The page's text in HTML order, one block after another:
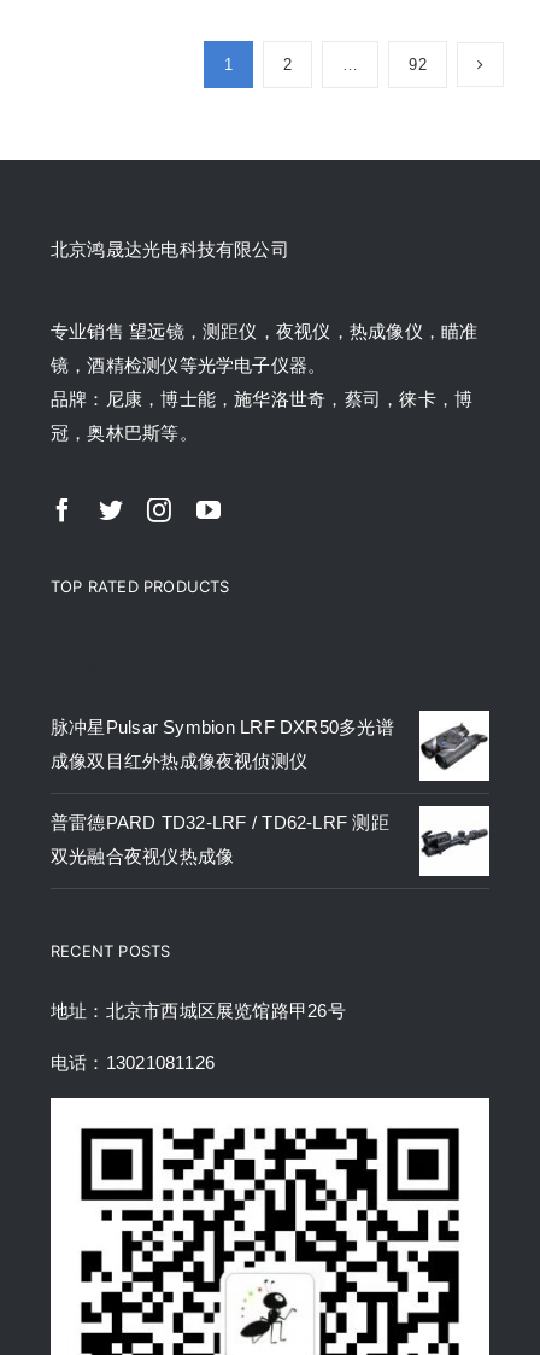
1 2 … 92
北京鸿晟达光电科技有限公司
专业销售 望远镜，测距仪，夜视仪，热成像仪，瞄准
镜，酒精检测仪等光学电子仪器。
品牌：尼康，博士能，施华洛世奇，蔡司，徕卡，博
冠，奥林巴斯等。
TOP RATED PRODUCTS
脉冲星Pulsar Symbion LRF DXR50多光谱
成像双目红外热成像夜视侦测仪
普雷德PARD TD32-LRF / TD62-LRF 测距
双光融合夜视仪热成像
RECENT POSTS
地址：北京市西城区展览馆路甲26号
电话：13021081126